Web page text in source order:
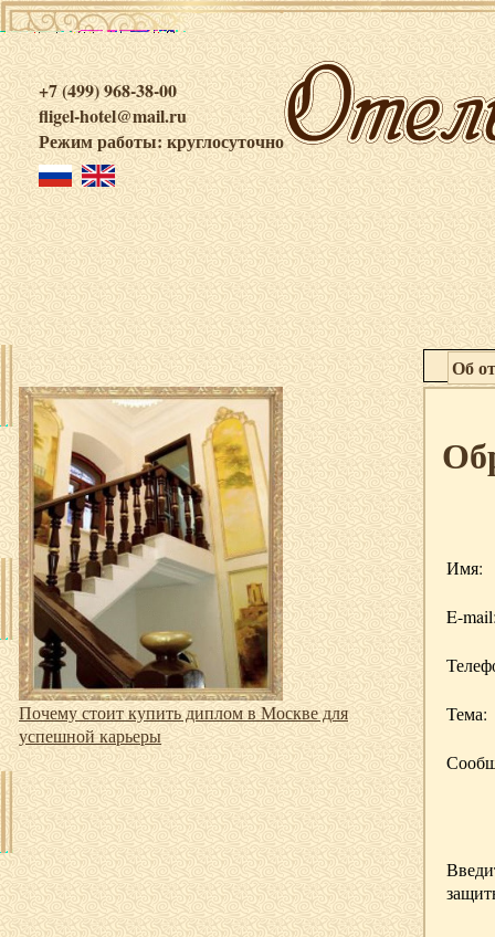
+7 (499) 968-38-00
fligel-hotel@mail.ru
Режим работы: круглосуточно
Об
Почему стоит купить диплом в Москве для
успешной карьеры
Имя:
E-
Тема: